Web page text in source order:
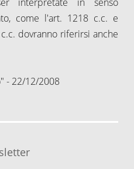
come l'art. 1218 c.c. e
dovranno riferirsi anche
- 22/12/2008